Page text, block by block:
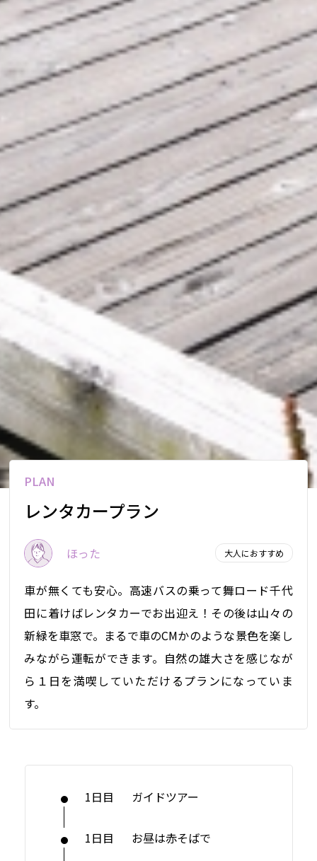
PLAN
レンタカープラン
ほった 大人におすすめ
車が無くても安心。高速バスの乗って舞ロード千代
田に着けばレンタカーでお出迎え！その後は山々の
新緑を車窓で。まるで車のCMかのような景色を楽し
みながら運転ができます。自然の雄大さを感じなが
ら１日を満喫していただけるプランになっていま
す。
1日目 ガイドツアー
1日目 お昼は赤そばで